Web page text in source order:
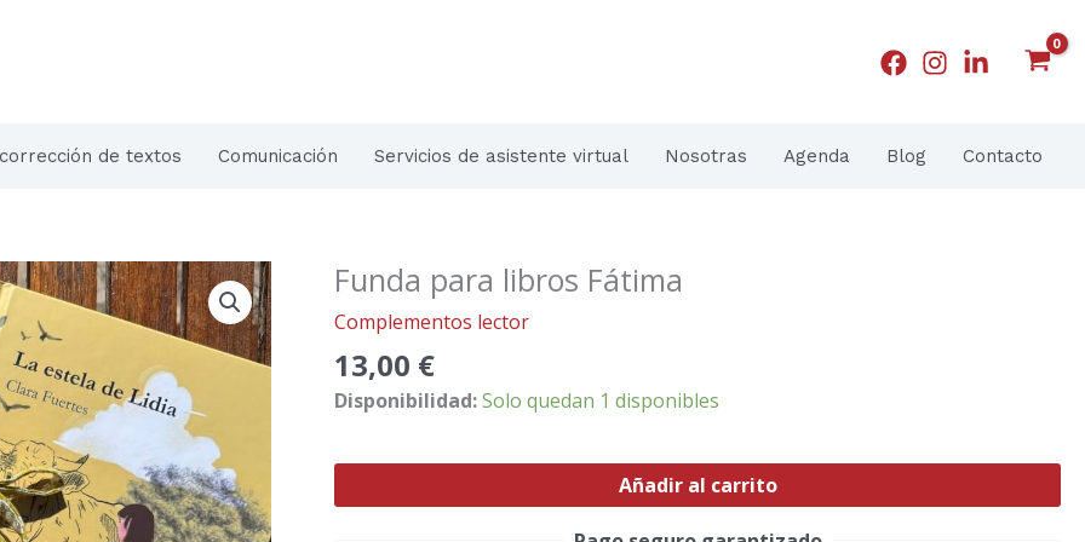
de textos Comunicación Servicios de asistente virtual Nosotras Agenda Blog Contacto
Funda para libros Fátima
Complementos lector
13,00 €
Disponibilidad:Solo quedan 1 disponibles
Funda
libros
Fátima
cantidad
Añadir al carrito